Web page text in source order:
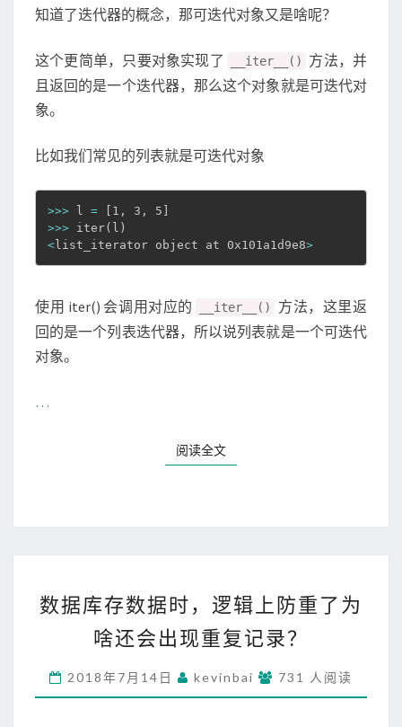
知道了迭代器的概念，那可迭代对象又是啥呢？
这个更简单，只要对象实现了 __iter__()
方法，并
且返回的是一个迭代器，那么这个对象就是可迭代对
象。
比如我们常见的列表就是可迭代对象
>>> l = 1, 3, 5
>>> iter( l )
< list_iterator object at 0x101a1d9e8>
使用 iter() 会调用对应的 __iter__()
方法，这里返
回的是一个列表迭代器，所以说列表就是一个可迭代
对象。
…
阅读全文
据
库
存
据
时
数据库存数据时，逻辑上防重了为
啥还会出现重复记录？
2018年7月14日 kevinbai 731 人阅读